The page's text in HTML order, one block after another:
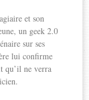
et son
un geek 2.0
sur ses
lui confirme
qu’il ne verra